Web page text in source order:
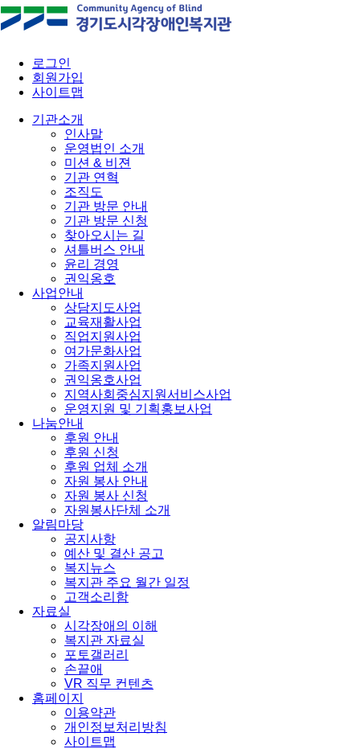
로그인
회원가입
사이트맵
기관소개
인사말
운영법인 소개
미션 & 비젼
기관 연혁
조직도
기관 방문 안내
기관 방문 신청
찾아오시는 길
셔틀버스 안내
윤리 경영
권익옹호
사업안내
상담지도사업
교육재활사업
직업지원사업
여가문화사업
가족지원사업
권익옹호사업
지역사회중심지원서비스사업
운영지원 및 기획홍보사업
나눔안내
후원 안내
후원 신청
후원 업체 소개
자원 봉사 안내
자원 봉사 신청
자원봉사단체 소개
알림마당
공지사항
예산 및 결산 공고
복지뉴스
복지관 주요 월간 일정
고객소리함
자료실
시각장애의 이해
복지관 자료실
포토갤러리
손끝애
VR 직무 컨텐츠
홈페이지
이용약관
개인정보처리방침
사이트맵